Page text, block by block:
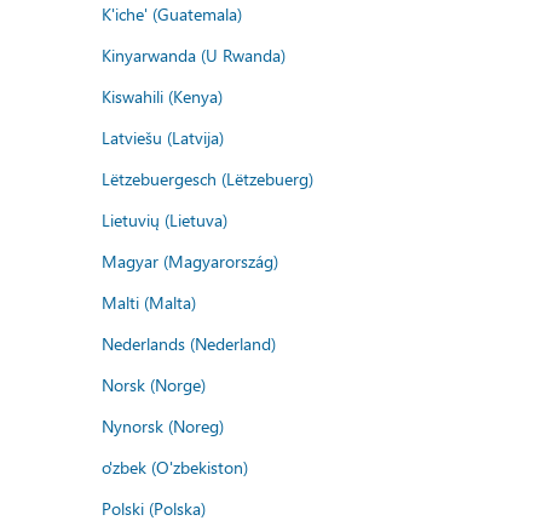
K'iche' (Guatemala)
Kinyarwanda (U Rwanda)
Kiswahili (Kenya)
Latviešu (Latvija)
Lëtzebuergesch (Lëtzebuerg)
Lietuvių (Lietuva)
Magyar (Magyarország)
Malti (Malta)
Nederlands (Nederland)
Norsk (Norge)
Nynorsk (Noreg)
o'zbek (O'zbekiston)
Polski (Polska)